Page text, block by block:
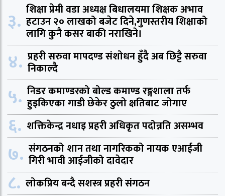
३. शिक्षा प्रेमी वडा अध्यक्ष बिधालयमा शिक्षक अभाव
हटाउन २० लाखको बजेट दिने,गुणस्तरीय शिक्षाको
लागि कुनै कसर बाकी नराखिने।
४. प्रहरी सरुवा मापदण्ड संशोधन हुँदै अब छिट्टै सरुवा
निकाल्दै
५. निडर कमाण्डरको बोल्ड कमाण्ड रङ्गशाला तर्फ
हुइकिएका गाडी छेकेर ठुलो क्षतिबाट जोगाए
६. शक्तिकेन्द्र नधाइ प्रहरी अधिकृत पदोन्नति असम्भव
७. संगठनको शान तथा नागरिकको नायक एआईजी
गिरी भावी आईजीको दावेदार
८. लोकप्रिय बन्दै सशस्त्र प्रहरी संगठन